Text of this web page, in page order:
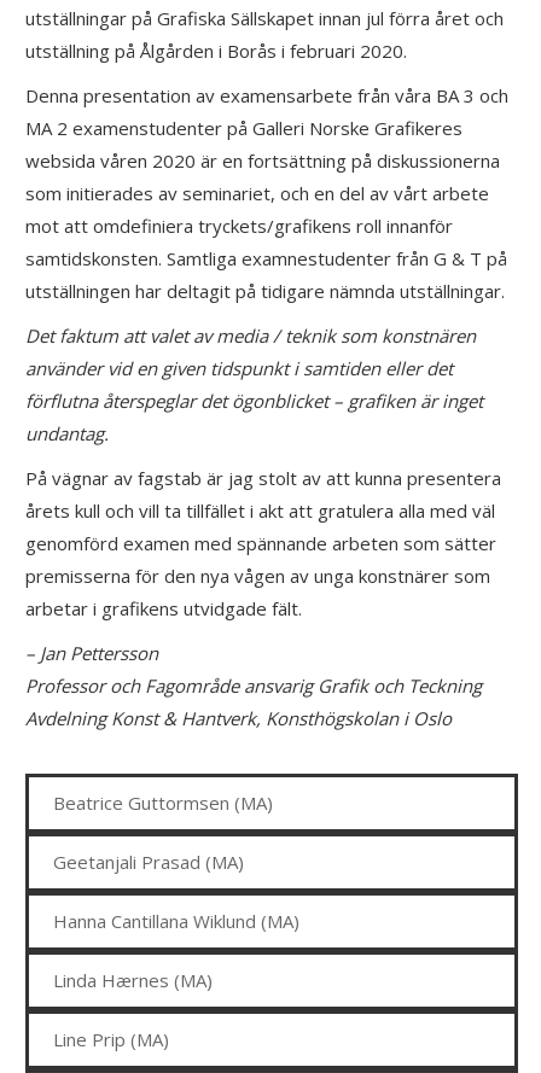
utställningar på Grafiska Sällskapet innan jul förra året och
utställning på Ålgården i Borås i februari 2020.
Denna presentation av examensarbete från våra BA 3 och
MA 2 examenstudenter på Galleri Norske Grafikeres
websida våren 2020 är en fortsättning på diskussionerna
som initierades av seminariet, och en del av vårt arbete
mot att omdefiniera tryckets/grafikens roll innanför
samtidskonsten. Samtliga examnestudenter från G & T på
utställningen har deltagit på tidigare nämnda utställningar.
Det faktum att valet av media / teknik som konstnären
använder vid en given tidspunkt i samtiden eller det
förflutna återspeglar det ögonblicket – grafiken är inget
undantag.
På vägnar av fagstab är jag stolt av att kunna presentera
årets kull och vill ta tillfället i akt att gratulera alla med väl
genomförd examen med spännande arbeten som sätter
premisserna för den nya vågen av unga konstnärer som
arbetar i grafikens utvidgade fält.
– Jan Pettersson
Professor och Fagområde ansvarig Grafik och Teckning
Avdelning Konst & Hantverk, Konsthögskolan i Oslo
Beatrice Guttormsen (MA)
Geetanjali Prasad (MA)
Hanna Cantillana Wiklund (MA)
Linda Hærnes (MA)
Line Prip (MA)